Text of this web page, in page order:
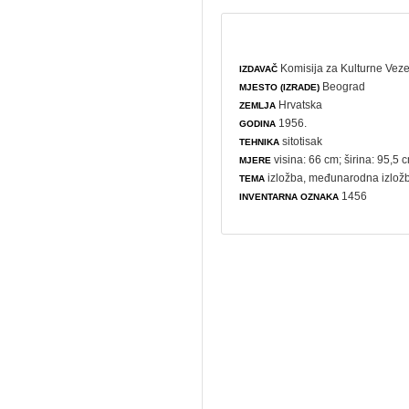
IZDAVAČ Komisija za Kulturne
MJESTO (IZRADE) Beograd
ZEMLJA Hrvatska
GODINA 1956.
TEHNIKA sitotisak
MJERE visina: 66 cm; širina: 95,5
TEMA izložba ,međunarodna
INVENTARNA OZNAKA 1456